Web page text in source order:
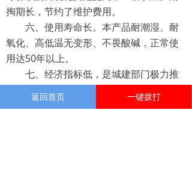
掏期长，节约了维护费用。
六、使用寿命长。本产品耐潮湿、耐
氧化、高低温无变形、不畏酸碱，正常使
用达50年以上。
七、经济指标低，是城建部门极力推
广的环保产品。
返回首页 一键拨打